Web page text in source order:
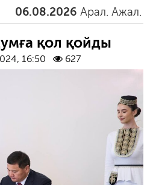
06.08.2026 Арал. Ажал.
қол қойды
16:50 627